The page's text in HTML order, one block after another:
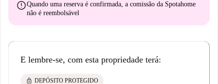
errorQuando uma reserva é confirmada, a comissão da Spotahome
não é reembolsável
E lembre-se, com esta propriedade terá:
lock DEPÓSITO PROTEGIDO